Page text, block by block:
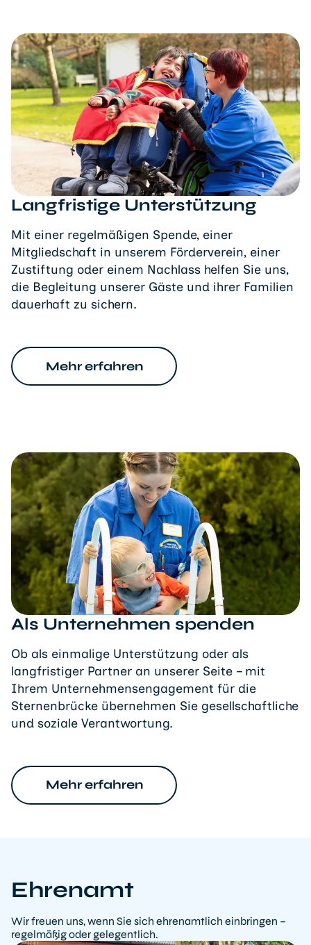
Langfristige Unterstützung
Mit einer regelmäßigen Spende, einer
Mitgliedschaft in unserem Förderverein, einer
Zustiftung oder einem Nachlass helfen Sie uns,
die Begleitung unserer Gäste und ihrer Familien
dauerhaft zu sichern.
Mehr erfahren
Als Unternehmen spenden
Ob als einmalige Unterstützung oder als
langfristiger Partner an unserer Seite – mit
Ihrem Unternehmensengagement für die
Sternenbrücke übernehmen Sie gesellschaftliche
und soziale Verantwortung.
Mehr erfahren
Ehrenamt
Wir freuen uns, wenn Sie sich ehrenamtlich einbringen –
regelmäßig oder gelegentlich.